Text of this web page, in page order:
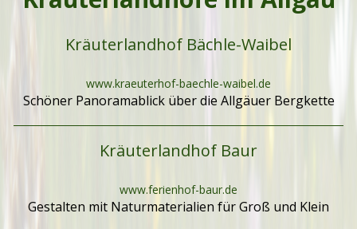
Kräuterlandhof Bächle-Waibel
www.kraeuterhof-baechle-waibel.de
Schöner Panoramablick über die Allgäuer Bergkette
Kräuterlandhof Baur
www.ferienhof-baur.de
Gestalten mit Naturmaterialien für Groß und Klein